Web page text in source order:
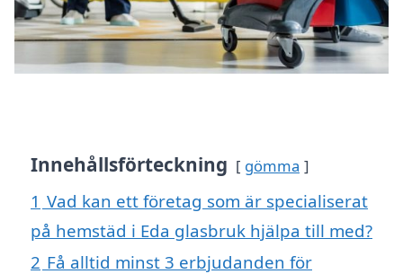
Innehållsförteckning gömma
1 Vad kan ett företag som är specialiserat
på hemstäd i Eda glasbruk hjälpa till med?
2 Få alltid minst 3 erbjudanden för